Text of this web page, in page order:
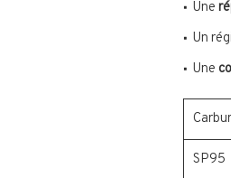
Une
Un
Une
SP95